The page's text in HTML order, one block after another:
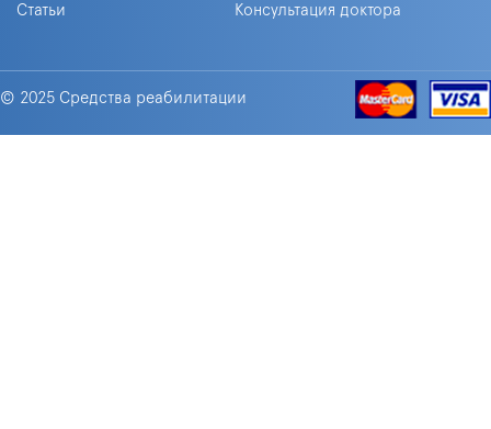
Статьи Консультация доктора
© 2025 Средства реабилитации